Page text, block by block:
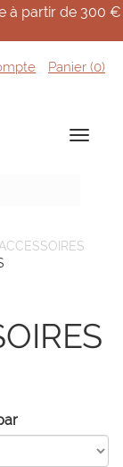
à partir de 300 €
Panier (0)